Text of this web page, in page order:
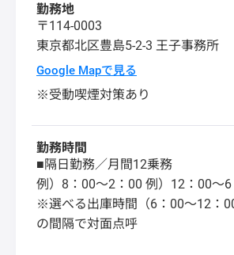
勤務地
〒114-0003
東京都北区豊島5-2-3 王子事務所
Google Mapで見る
※受動喫煙対策あり
勤務時間
■隔日勤務／月間12乗務
例）8：00～2：00 例）12：00～6
※選べる出庫時間（6：00～12：
の間隔で対面点呼